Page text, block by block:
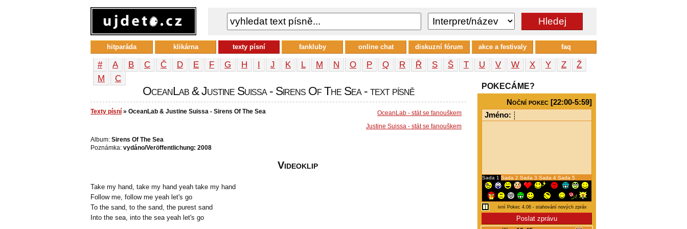
# A B C Č D E F G H I J K L M N O P Q R Ř S Š T U V W X Y Z
Ž
М
С
OceanLab & Justine Suissa - Sirens Of The Sea - text písně
Texty písní » OceanLab & Justine Suissa - Sirens Of The Sea
OceanLab - stát se fanouškem
Justine Suissa - stát se fanouškem
Album: Sirens Of The Sea
Poznámka: vydáno/Veröffentlichung: 2008
Take my hand, take my hand yeah take my hand
Follow me, follow me yeah let's go
To the sand, to the sand, the purest sand
Into the sea, into the sea yeah let's go
Videoklip
POKECÁME?
Noční pokec [22:00-5:59]
Jméno:
Sada 1 Sada 2 Sada 3 Sada 4 Sada 5
hitparáda klikárna texty písní fankluby online chat diskuzní fórum akce a festivaly faq